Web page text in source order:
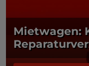
Mietwagen: